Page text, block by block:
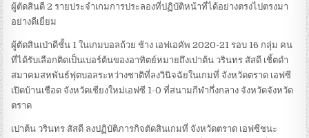
ผู้ตัดสินดี 2 รายประจำเกมการประลองที่ปฏิบัติหน้าที่ได้อย่างตรงไปตรงมา
อย่างดีเยี่ยม
ผู้ตัดสินเป่าดีชั้น 1 ในเกมบอลถ้วย ช้าง เอฟเอคัพ 2020-21 รอบ 16 กลุ่ม คน
ที่ได้รับเลือกติดเป็นเบอร์ต้นของอาทิตย์หมายถึงเปาต้น วรินทร สัสดี เชิ้ตดำ
สมาคมสหพันธ์ฟุตบอลระหว่างชาติที่ลงวินิจฉัยในเกมที่ จังหวัดตราด เอฟซี
เปิดบ้านเชือด จังหวัดเชียงใหม่เอฟซี 1-0 ที่สนามกีฬากึ่งกลาง จังหวัดจังหวัด
ตราด
เปาต้น วรินทร สัสดี ลงปฏิบัติภารกิจตัดสินเกมที่ จังหวัดตราด เอฟซีชนะ